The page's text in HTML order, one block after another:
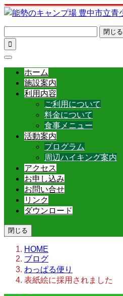
閉じる

ホーム
施設案内
利用内容
ご利用について
料金について
食事メニュー
活動案内
プログラム
周辺ハイキング案内
アクセス
お申し込み
お問い合せ
リンク
ダウンロード
閉じる
HOME
ブログ
わっぱる便り
表紙絵に採用されました